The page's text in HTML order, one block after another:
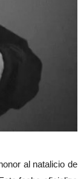
al natalicio de